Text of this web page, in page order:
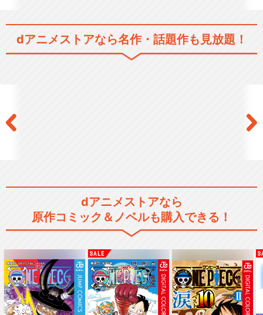
dアニメストアなら名作・話題作も見放題！
dアニメストアなら
原作コミック＆ノベルも購入できる！